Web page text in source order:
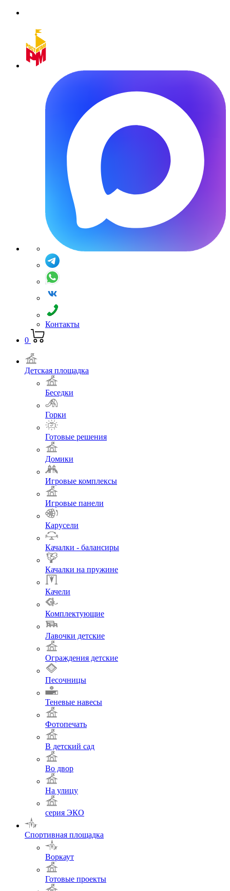
Контакты
0
Детская площадка
Беседки
Горки
Готовые решения
Домики
Игровые комплексы
Игровые панели
Карусели
Качалки - балансиры
Качалки на пружине
Качели
Комплектующие
Лавочки детские
Ограждения детские
Песочницы
Теневые навесы
Фотопечать
В детский сад
Во двор
На улицу
серия ЭКО
Спортивная площадка
Воркаут
Готовые проекты